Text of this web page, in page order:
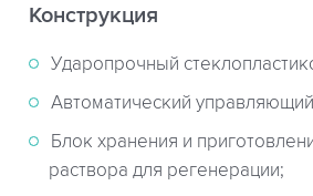
Конструкция
Ударопрочный
Автоматический
Блок хранения и
раствора для регенерации;